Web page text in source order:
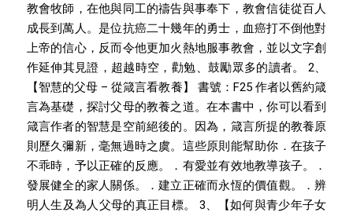
教會牧師，在他與同工的禱告與事奉下，教會信徒從百人
成長到萬人。是位抗癌二十幾年的勇士，血癌打不倒他對
上帝的信心，反而令他更加火熱地服事教會，並以文字創
作延伸其見證，超越時空，勸勉、鼓勵眾多的讀者。 2、
【智慧的父母 – 從箴言看教養】 書號：F25 作者以舊約箴
言為基礎，探討父母的教養之道。在本書中，你可以看到
箴言作者的智慧是空前絕後的。因為，箴言所提的教養原
則歷久彌新，毫無過時之虞。這些原則能幫助你．在孩子
不乖時，予以正確的反應。．有愛並有效地教導孩子。．
發展健全的家人關係。．建立正確而永恆的價值觀。．辨
明人生及為人父母的真正目標。 3、【如何與青少年子女